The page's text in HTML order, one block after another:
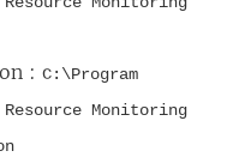
: C:\Program
Monitoring